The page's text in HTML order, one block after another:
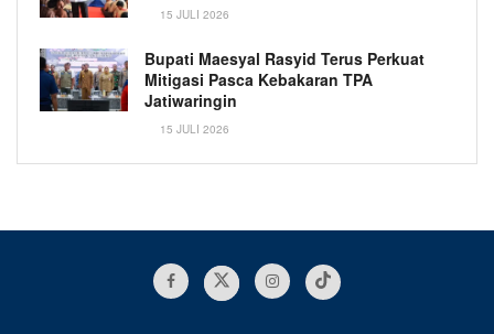
15 JULI 2026
Bupati Maesyal Rasyid Terus Perkuat
Mitigasi Pasca Kebakaran TPA
Jatiwaringin
15 JULI 2026